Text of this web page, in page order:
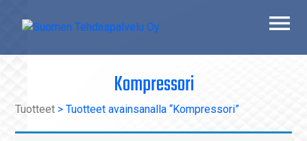
Kompressori
Tuotteet > Tuotteet avainsanalla “Kompressori”